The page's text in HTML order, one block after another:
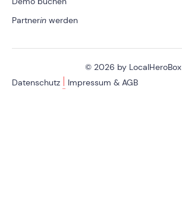
Partnerin werden
© 2026 by LocalHeroBox
Datenschutz | Impressum & AGB